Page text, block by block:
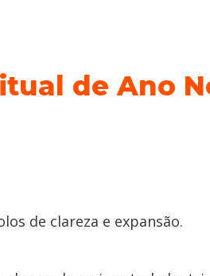
de Ano
de clareza e expansão.